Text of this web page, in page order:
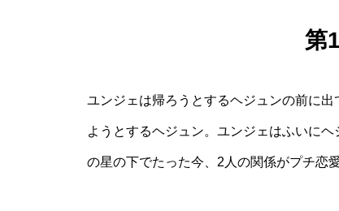
第
ユンジェは帰ろうとするヘジュンの前に
ようとするヘジュン。ユンジェはふいに
の星の下でたった今、2人の関係がプチ恋